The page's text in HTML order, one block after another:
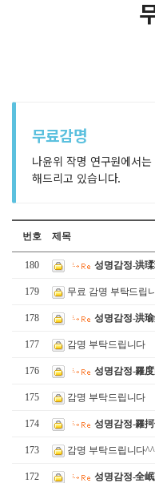
무료감명
나윤위 작명 연구원에서
해드리고 있습니다.
번호 제목
180 성명감정-洪
179 무료 감명 부탁드립
178 성명감정-洪
177 감명 부탁드립니다
176 성명감정-羅
175 감명 부탁드립니다
174 성명감정-羅
173 감명 부탁드립니다^^
172 성명감정-全